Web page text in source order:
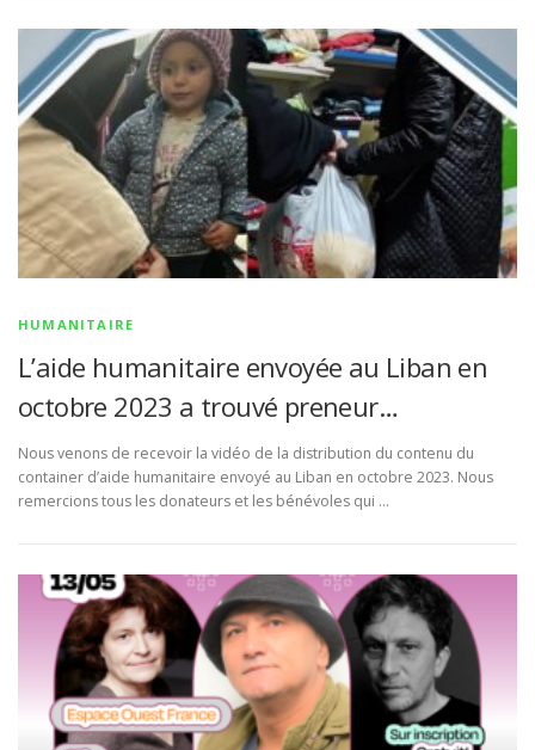
HUMANITAIRE
L’aide humanitaire envoyée au Liban en
octobre 2023 a trouvé preneur…
Nous venons de recevoir la vidéo de la distribution du contenu du
container d’aide humanitaire envoyé au Liban en octobre 2023. Nous
remercions tous les donateurs et les bénévoles qui …